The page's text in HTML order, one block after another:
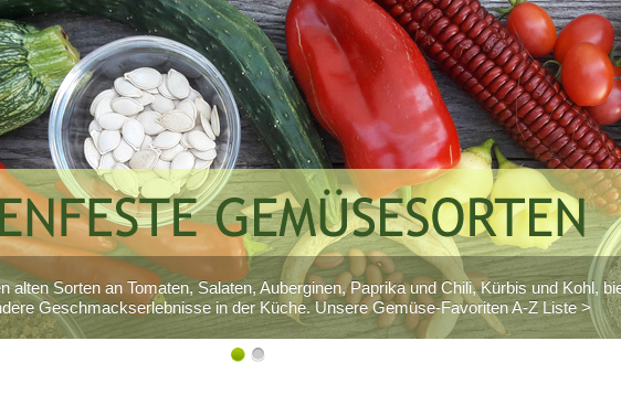
alten Sorten an Tomaten, Salaten, Auberginen, Paprika und Chili, Kürbis und Kohl,
Geschmackserlebnisse in der Küche. Unsere Gemüse-Favoriten A-Z Liste >